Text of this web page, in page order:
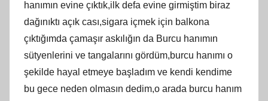
hanımın evine çıktık,ilk defa evine girmiştim biraz
dağınıktı açık cası,sigara içmek için balkona
çıktığımda çamaşır askılığın da Burcu hanımın
sütyenlerini ve tangalarını gördüm,burcu hanımı o
şekilde hayal etmeye başladım ve kendi kendime
bu gece neden olmasın dedim,o arada burcu hanım